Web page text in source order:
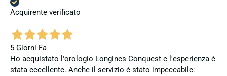
Acquirente verificato
5 Giorni Fa
Ho acquistato l'orologio Longines Conquest e l'esperienza è
stata eccellente. Anche il servizio è stato impeccabile: